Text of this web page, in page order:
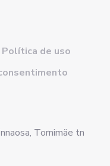
Política de uso
Tornimäe tn